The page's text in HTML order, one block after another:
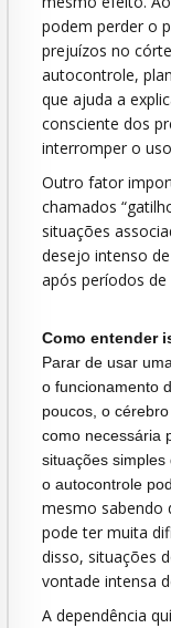
podem perder o
prejuízos no
autocontrole,
que ajuda a
consciente dos
interromper o
Outro fator
chamados
situações
desejo intenso
após períodos de
Como entender
Parar de usar
o funcionamento
poucos, o
como necessária
situações
o autocontrole
mesmo sabendo
pode ter muita
disso, situações
vontade intensa
A dependência